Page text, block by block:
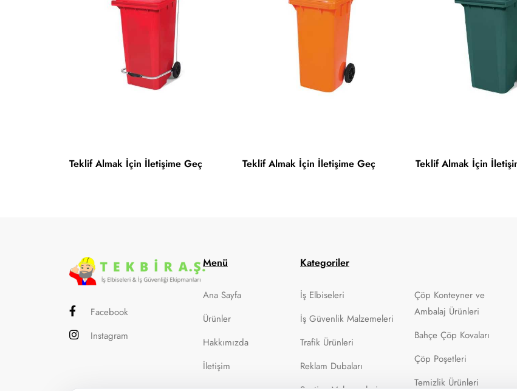
Teklif Almak İçin İletişime Geç Teklif Almak İçin İletişime Geç Teklif Almak İçin
Facebook
Instagram
Menü
Ana Sayfa
Ürünler
Hakkımızda
İletişim
Kategoriler
İş Elbiseleri
İş Güvenlik Malzemeleri
Trafik Ürünleri
Reklam Dubaları
Çöp Konteyner ve
Ambalaj Ürünleri
Bahçe Çöp Kovaları
Çöp Poşetleri
Temizlik Ürünleri